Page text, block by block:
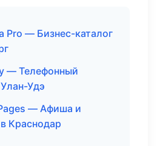
Pro — Бизнес-каталог
— Телефонный
Удэ
— Афиша и
Краснодар